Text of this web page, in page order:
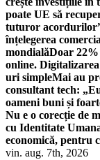
poate UE să
tuturor
înțelegerea
mondialăDoar
online.
uri simpleMai au
consultant tech:
oameni buni și
Nu e o corecție de
cu Identitate
economică, pentru
vin. aug. 7th, 2026